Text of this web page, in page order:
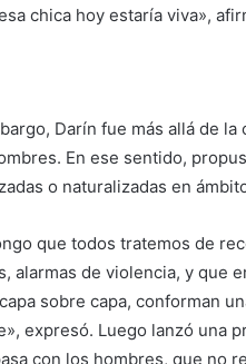
chica hoy estaría viva»,
Darín fue más allá de
En ese sentido,
o naturalizadas en
que todos tratemos de
alarmas de violencia, y que
sobre capa, conforman
expresó. Luego lanzó una
con los hombres, que no